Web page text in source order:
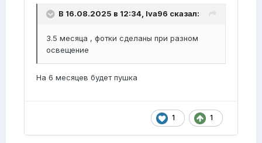
В 16.08.2025 в 12:34, Iva96 сказал:
3.5 месяца , фотки сделаны при разном
освещение
На 6 месяцев будет пушка
1 1